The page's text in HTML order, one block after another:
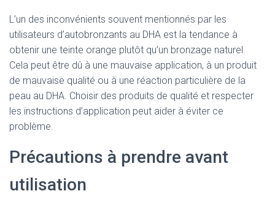
L’un des inconvénients souvent mentionnés par les
utilisateurs d’autobronzants au DHA est la tendance à
obtenir une teinte orange plutôt qu’un bronzage naturel.
Cela peut être dû à une mauvaise application, à un produit
de mauvaise qualité ou à une réaction particulière de la
peau au DHA. Choisir des produits de qualité et respecter
les instructions d’application peut aider à éviter ce
problème.
Précautions à prendre avant
utilisation